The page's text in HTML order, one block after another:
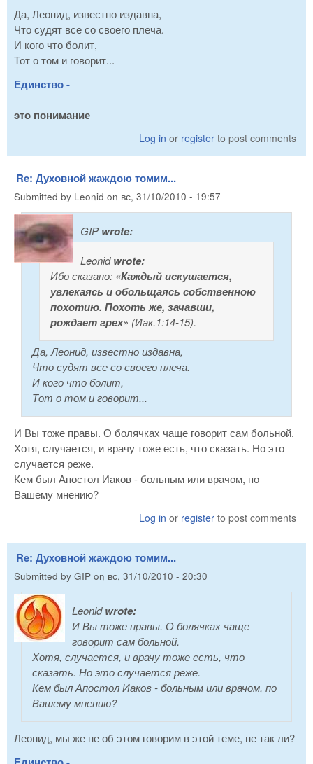
Да, Леонид, известно издавна,
Что судят все со своего плеча.
И кого что болит,
Тот о том и говорит...
Единство -
это понимание
Log in or register to post comments
Re: Духовной жаждою томим...
Submitted by Leonid on вс, 31/10/2010 - 19:57
GIPwrote:
Leonidwrote:
Ибо сказано: «Каждый искушается,
увлекаясь и обольщаясь собственною
похотию. Похоть же, зачавши,
рождает грех» (Иак.1:14-15).
Да, Леонид, известно издавна,
Что судят все со своего плеча.
И кого что болит,
Тот о том и говорит...
И Вы тоже правы. О болячках чаще говорит сам больной.
Хотя, случается, и врачу тоже есть, что сказать. Но это
случается реже.
Кем был Апостол Иаков - больным или врачом, по
Вашему мнению?
Log in or register to post comments
Re: Духовной жаждою томим...
Submitted by GIP on вс, 31/10/2010 - 20:30
Leonidwrote:
И Вы тоже правы. О болячках чаще
говорит сам больной.
Хотя, случается, и врачу тоже есть, что
сказать. Но это случается реже.
Кем был Апостол Иаков - больным или врачом, по
Вашему мнению?
Леонид, мы же не об этом говорим в этой теме, не так ли?